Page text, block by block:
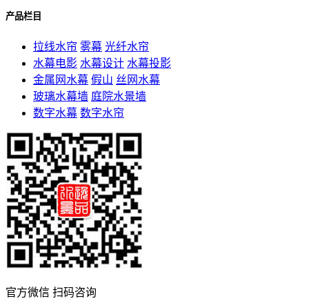
产品栏目
拉线水帘 雾幕 光纤水帘
水幕电影 水幕设计 水幕投影
金属网水幕 假山 丝网水幕
玻璃水幕墙 庭院水景墙
数字水幕 数字水帘
官方微信 扫码咨询